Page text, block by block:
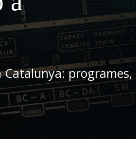
programes,